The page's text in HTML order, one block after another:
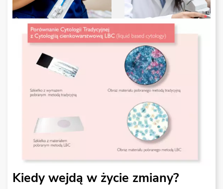
Kiedy wejdą w życie zmiany?